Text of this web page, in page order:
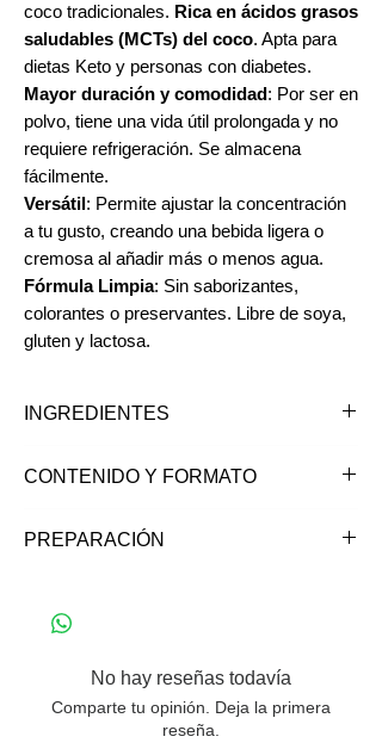
coco tradicionales. Rica en ácidos grasos
saludables (MCTs) del coco. Apta para
dietas Keto y personas con diabetes.
Mayor duración y comodidad: Por ser en
polvo, tiene una vida útil prolongada y no
requiere refrigeración. Se almacena
fácilmente.
Versátil: Permite ajustar la concentración
a tu gusto, creando una bebida ligera o
cremosa al añadir más o menos agua.
Fórmula Limpia: Sin saborizantes,
colorantes o preservantes. Libre de soya,
gluten y lactosa.
INGREDIENTES
Arroz.
banana.
CONTENIDO Y FORMATO
PREPARACIÓN
2 cucharadas (8gr) en 200 ml de agua,
Para una mejor disolución, use agua
tibia.
Puedes prepararlo con café, chocolate,
No hay reseñas todavía
Comparte tu opinión. Deja la primera
reseña.